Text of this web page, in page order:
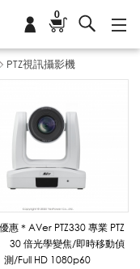
0
PTZ視訊攝影機
惠＊AVer PTZ330 專業 PTZ
30 倍光學變焦/即時移動偵
測/Full HD 1080p60